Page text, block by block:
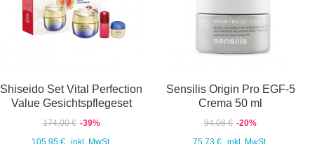
Shiseido Set Vital Perfection
Value Gesichtspflegeset
174,00 € -39%
105,95 € inkl. MwSt.
Sensilis Origin Pro EGF-5
Crema 50 ml
94,08 € -20%
75,73 € inkl. MwSt.